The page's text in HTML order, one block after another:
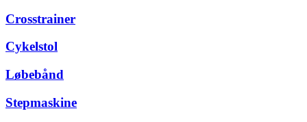
Crosstrainer
Cykelstol
Løbebånd
Stepmaskine